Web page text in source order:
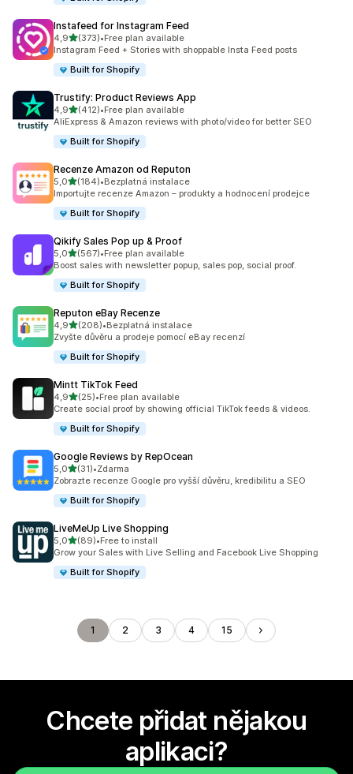
Instafeed for Instagram Feed
4,9z 5 hvězd
(373)
Celkový počet recenzí: 373
•Free plan available
Instagram Feed + Stories with shoppable Insta Feed posts
Built for Shopify
Trustify: Product Reviews App
4,9z 5 hvězd
(412)
Celkový počet recenzí: 412
•Free plan available
AliExpress & Amazon reviews with photo/video for better SEO
Built for Shopify
Recenze Amazon od Reputon
5,0z 5 hvězd
(184)
Celkový počet recenzí: 184
•Bezplatná instalace
Importujte recenze Amazon – produkty a hodnocení prodejce
Built for Shopify
Qikify Sales Pop up & Proof
5,0z 5 hvězd
(567)
Celkový počet recenzí: 567
•Free plan available
Boost sales with newsletter popup, sales pop, social proof.
Built for Shopify
Reputon eBay Recenze
4,9z 5 hvězd
(208)
Celkový počet recenzí: 208
•Bezplatná instalace
Zvyšte důvěru a prodeje pomocí eBay recenzí
Built for Shopify
Mintt TikTok Feed
4,9z 5 hvězd
(25)
Celkový počet recenzí: 25
•Free plan available
Create social proof by showing official TikTok feeds & videos.
Built for Shopify
Google Reviews by RepOcean
5,0z 5 hvězd
(31)
Celkový počet recenzí: 31
•Zdarma
Zobrazte recenze Google pro vyšší důvěru, kredibilitu a SEO
Built for Shopify
LiveMeUp Live Shopping
5,0z 5 hvězd
(89)
Celkový počet recenzí: 89
•Free to install
Grow your Sales with Live Selling and Facebook Live Shopping
Built for Shopify
1 2 3 4 15
Chcete přidat nějakou
aplikaci?